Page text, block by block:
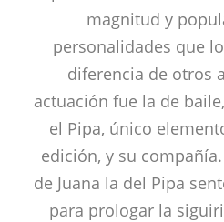
magnitud y
personalidades que
diferencia de otros
actuación fue la de
el Pipa, único
edición, y su
de Juana la del Pipa
para prologar la